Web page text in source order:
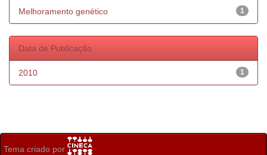
1
Melhoramento genético
Data de Publicação
1
2010
Tema criado por